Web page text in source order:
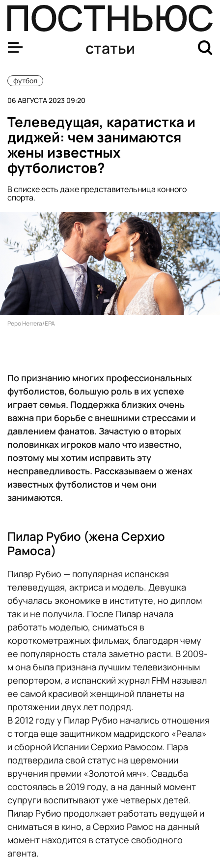
статьи
футбол
06 АВГУСТА 2023 09:20
Телеведущая, каратистка и
диджей: чем занимаются
жены известных
футболистов?
В списке есть даже представительница конного
спорта.
Pepo Herrera/EPA
По признанию многих профессиональных
футболистов, большую роль в их успехе
играет семья. Поддержка близких очень
важна при борьбе с внешними стрессами и
давлением фанатов. Зачастую о вторых
половинках игроков мало что известно,
поэтому мы хотим исправить эту
несправедливость. Рассказываем о женах
известных футболистов и чем они
занимаются.
Пилар Рубио (жена Серхио
Рамоса)
Пилар Рубио — популярная испанская
телеведущая, актриса и модель. Девушка
обучалась экономике в институте, но диплом
так и не получила. После Пилар начала
работать моделью, сниматься в
короткометражных фильмах, благодаря чему
ее популярность стала заметно расти. В 2009-
м она была признана лучшим телевизионным
репортером, а испанский журнал FHM называл
ее самой красивой женщиной планеты на
протяжении двух лет подряд.
В 2012 году у Пилар Рубио начались отношения
с тогда еще защитником мадридского «Реала»
и сборной Испании Серхио Рамосом. Пара
подтвердила свой статус на церемонии
вручения премии «Золотой мяч». Свадьба
состоялась в 2019 году, а на данный момент
супруги воспитывают уже четверых детей.
Пилар Рубио продолжает работать ведущей и
сниматься в кино, а Серхио Рамос на данный
момент находится в статусе свободного
агента.
Актер, водопроводчик, доктор философии: чем